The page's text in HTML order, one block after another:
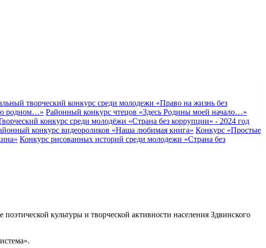
творческий конкурс среди молодежи «Право на жизнь без
родном…» Районный конкурс чтецов «Здесь Родины моей начало…»
конкурс среди молодёжи «Страна без коррупции» - 2024 год
конкурс видеороликов «Наша любимая книга» Конкурс «Простые
Конкурс рисованных историй среди молодежи «Страна без
культуры и творческой активности населения Здвинского